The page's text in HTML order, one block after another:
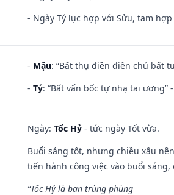
- Ngày Tý lục hợp với Sửu, tam
- Mậu: “Bất thụ điền điền chủ bất
- Tý: “Bất vấn bốc tự nhạ tai
Ngày: Tốc Hỷ - tức ngày Tốt vừa.
Buổi sáng tốt, nhưng chiều xấu
tiến hành công việc vào buổi sáng,
“Tốc Hỷ là bạn trùng phùng